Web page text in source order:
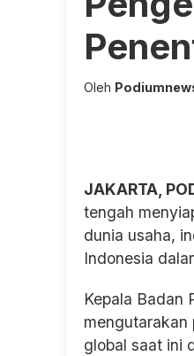
Oleh
JAKARTA,
tengah
dunia usaha,
Indonesia
Kepala Badan
mengutarakan
global saat ini